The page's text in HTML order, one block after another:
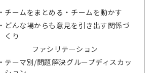
チームをまとめる・チームを動かす
どんな場からも意見を引き出す関係づ
くり
ファシリテーション
テーマ別/問題解決グループディスカッ